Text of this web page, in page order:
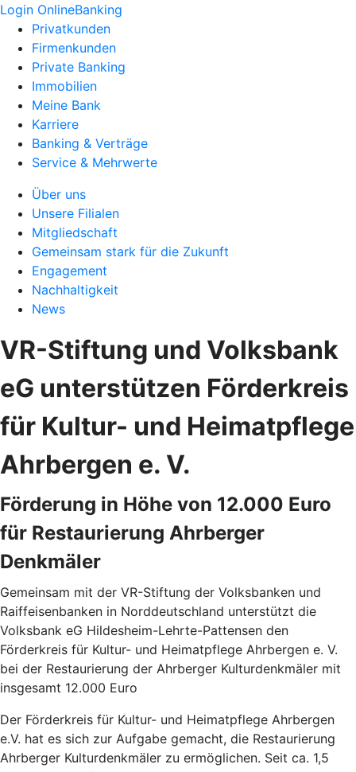
Login OnlineBanking
Privatkunden
Firmenkunden
Private Banking
Immobilien
Meine Bank
Karriere
Banking & Verträge
Service & Mehrwerte
Über uns
Unsere Filialen
Mitgliedschaft
Gemeinsam stark für die Zukunft
Engagement
Nachhaltigkeit
News
VR-Stiftung und Volksbank
eG unterstützen Förderkreis
für Kultur- und Heimatpflege
Ahrbergen e. V.
Förderung in Höhe von 12.000 Euro
für Restaurierung Ahrberger
Denkmäler
Gemeinsam mit der VR-Stiftung der Volksbanken und
Raiffeisenbanken in Norddeutschland unterstützt die
Volksbank eG Hildesheim-Lehrte-Pattensen den
Förderkreis für Kultur- und Heimatpflege Ahrbergen e. V.
bei der Restaurierung der Ahrberger Kulturdenkmäler mit
insgesamt 12.000 Euro
Der Förderkreis für Kultur- und Heimatpflege Ahrbergen
e.V. hat es sich zur Aufgabe gemacht, die Restaurierung
Ahrberger Kulturdenkmäler zu ermöglichen. Seit ca. 1,5